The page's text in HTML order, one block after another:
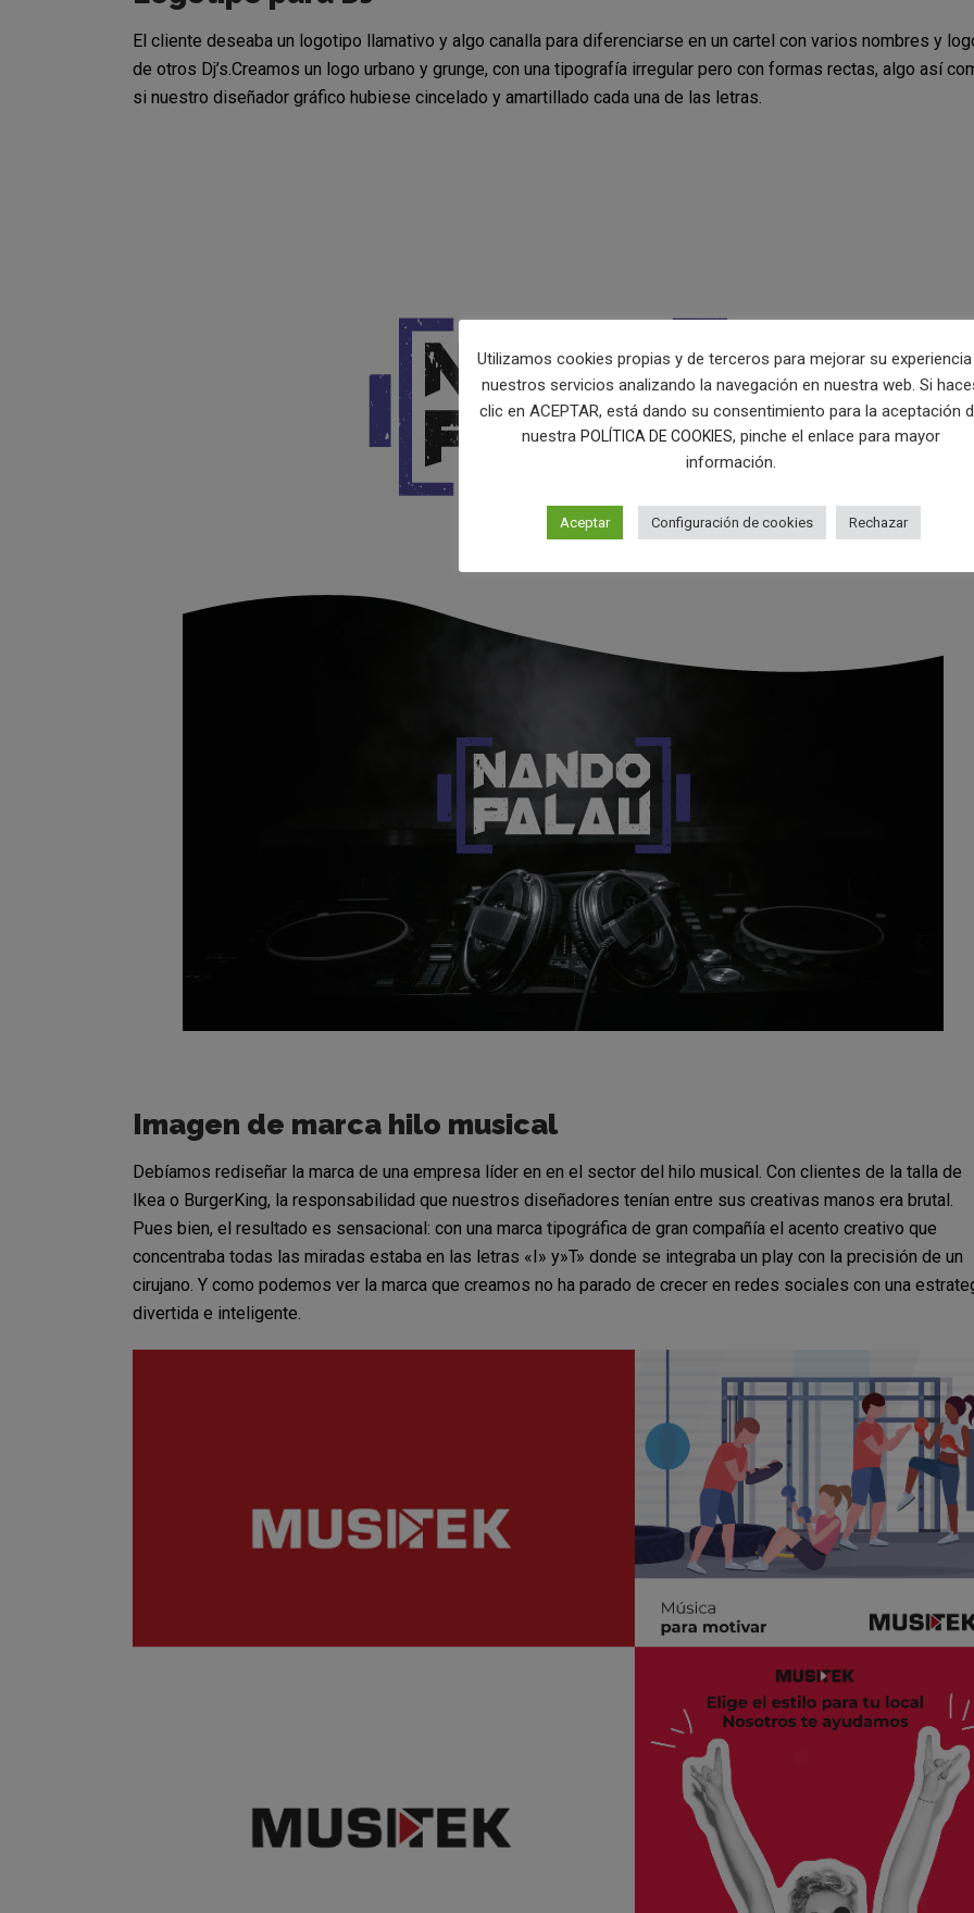
El cliente deseaba un logotipo llamativo y algo canalla para diferenciarse en un cartel con varios nombres y
de otros Dj’s.Creamos un logo urbano y grunge, con una tipografía irregular pero con formas rectas, algo así
si nuestro diseñador gráfico hubiese cincelado y amartillado cada una de las letras.
Imagen de marca hilo musical
Debíamos rediseñar la marca de una empresa líder en en el sector del hilo musical. Con clientes de la talla de
Ikea o BurgerKing, la responsabilidad que nuestros diseñadores tenían entre sus creativas manos era brutal.
Pues bien, el resultado es sensacional: con una marca tipográfica de gran compañía el acento creativo que
concentraba todas las miradas estaba en las letras «I» y»T» donde se integraba un play con la precisión de un
cirujano. Y como podemos ver la marca que creamos no ha parado de crecer en redes sociales con una
divertida e inteligente.
Utilizamos cookies propias y de terceros para mejorar su
nuestros servicios analizando la navegación en nuestra web. Si
clic en ACEPTAR, está dando su consentimiento para la aceptación
nuestra POLÍTICA DE COOKIES, pinche el enlace para mayor
información.
Aceptar Configuración de cookies Rechazar